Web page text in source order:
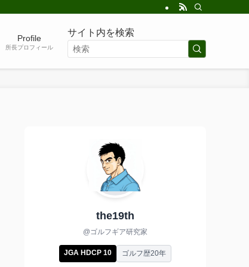
Profile
所長プロフィール
サイト内を検索
the19th
@ゴルフギア研究家
JGA HDCP 10 ゴルフ歴20年